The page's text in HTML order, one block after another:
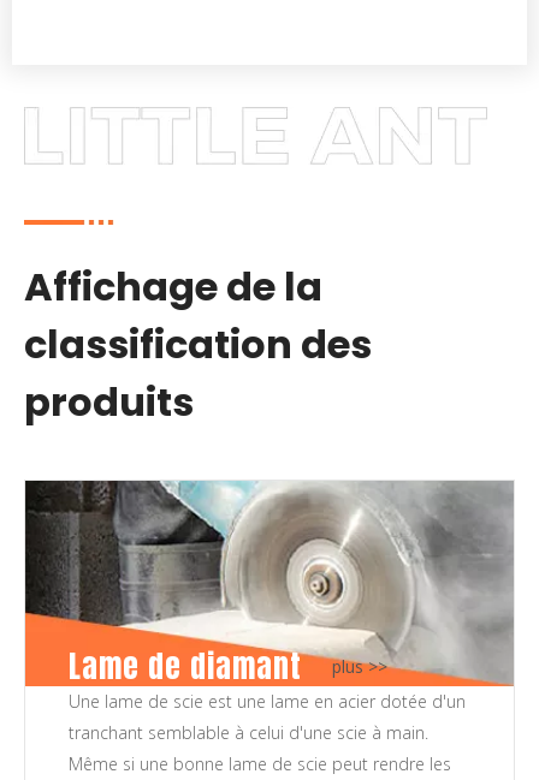
Affichage de la
classification des
produits
Lame de diamant
plus >>
Une lame de scie est une lame en acier dotée d'un
tranchant semblable à celui d'une scie à main.
Même si une bonne lame de scie peut rendre les